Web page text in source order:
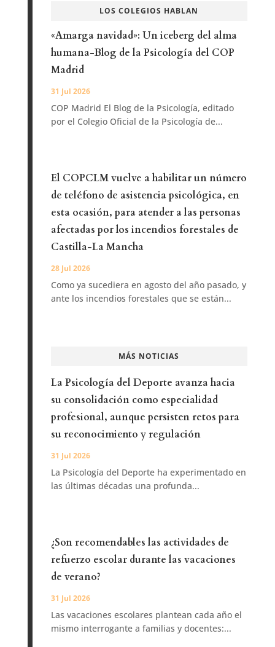
LOS COLEGIOS HABLAN
«Amarga navidad»: Un iceberg del alma
humana-Blog de la Psicología del COP
Madrid
31 Jul 2026
COP Madrid El Blog de la Psicología, editado
por el Colegio Oficial de la Psicología de...
El COPCLM vuelve a habilitar un número
de teléfono de asistencia psicológica, en
esta ocasión, para atender a las personas
afectadas por los incendios forestales de
Castilla-La Mancha
28 Jul 2026
Como ya sucediera en agosto del año pasado, y
ante los incendios forestales que se están...
MÁS NOTICIAS
La Psicología del Deporte avanza hacia
su consolidación como especialidad
profesional, aunque persisten retos para
su reconocimiento y regulación
31 Jul 2026
La Psicología del Deporte ha experimentado en
las últimas décadas una profunda...
¿Son recomendables las actividades de
refuerzo escolar durante las vacaciones
de verano?
31 Jul 2026
Las vacaciones escolares plantean cada año el
mismo interrogante a familias y docentes:...